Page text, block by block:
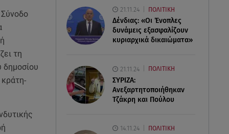
21.11.24 ΠΟΛΙΤΙΚΗ
Δένδιας: «Οι Ένοπλες
δυνάμεις εξασφαλίζουν
κυριαρχικά δικαιώματα»
21.11.24 ΠΟΛΙΤΙΚΗ
ΣΥΡΙΖΑ:
Ανεξαρτητοποιήθηκαν
Τζάκρη και Πούλου
14.11.24 ΠΟΛΙΤΙΚΗ
τη
δημοσίου